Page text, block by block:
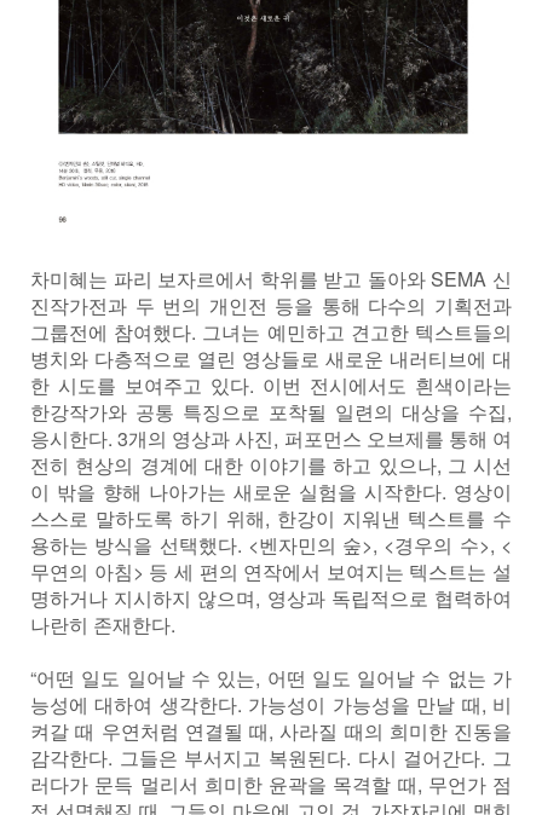
차미혜는 파리 보자르에서 학위를 받고 돌아와 SEMA 신
진작가전과 두 번의 개인전 등을 통해 다수의 기획전과
그룹전에 참여했다. 그녀는 예민하고 견고한 텍스트들의
병치와 다층적으로 열린 영상들로 새로운 내러티브에 대
한 시도를 보여주고 있다. 이번 전시에서도 흰색이라는
한강작가와 공통 특징으로 포착될 일련의 대상을 수집,
응시한다. 3개의 영상과 사진, 퍼포먼스 오브제를 통해 여
전히 현상의 경계에 대한 이야기를 하고 있으나, 그 시선
이 밖을 향해 나아가는 새로운 실험을 시작한다. 영상이
스스로 말하도록 하기 위해, 한강이 지워낸 텍스트를 수
용하는 방식을 선택했다. <벤자민의 숲>, <경우의 수>, <
무연의 아침> 등 세 편의 연작에서 보여지는 텍스트는 설
명하거나 지시하지 않으며, 영상과 독립적으로 협력하여
나란히 존재한다.
“어떤 일도 일어날 수 있는, 어떤 일도 일어날 수 없는 가
능성에 대하여 생각한다. 가능성이 가능성을 만날 때, 비
켜갈 때 우연처럼 연결될 때, 사라질 때의 희미한 진동을
감각한다. 그들은 부서지고 복원된다. 다시 걸어간다. 그
러다가 문득 멀리서 희미한 윤곽을 목격할 때, 무언가 점